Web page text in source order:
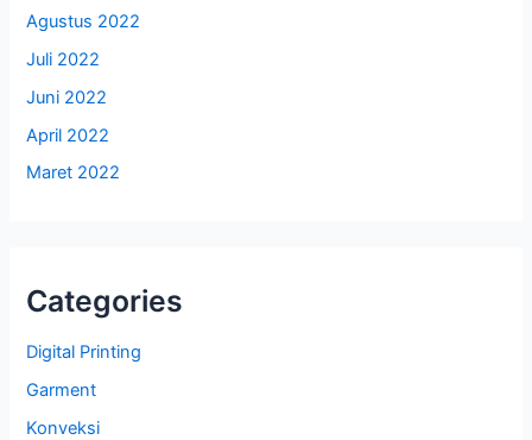
Agustus 2022
Juli 2022
Juni 2022
April 2022
Maret 2022
Categories
Digital Printing
Garment
Konveksi